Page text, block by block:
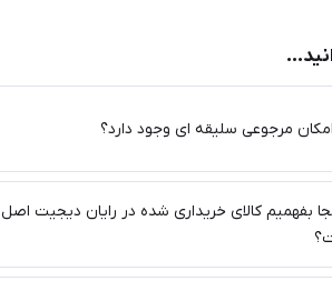
امکان مرجوعی سلیقه ای وجود دارد؟
بفهمیم کالای خریداری شده در رایان دیجیت اصل